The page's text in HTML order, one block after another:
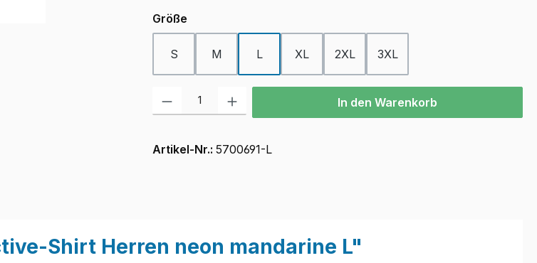
Größe
S M L XL 2XL 3XL
Produkt Anzahl: Gib den gewünschten Wert ein oder benutze die Schaltflächen
In den Warenkorb
Artikel-Nr.: 5700691-L
Shirt Herren neon mandarine L"